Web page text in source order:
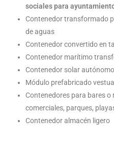
sociales para
Contenedor transformado
de aguas
Contenedor convertido en
Contenedor marítimo
Contenedor solar autónomo
Módulo prefabricado
Contenedores para bares
comerciales, parques,
Contenedor almacén ligero